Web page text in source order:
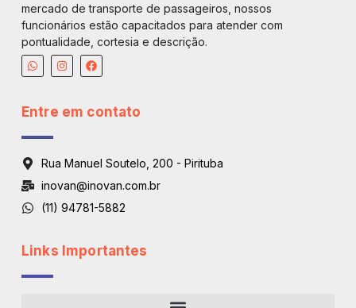
mercado de transporte de passageiros, nossos
funcionários estão capacitados para atender com
pontualidade, cortesia e descrição.
Entre em contato
Rua Manuel Soutelo, 200 - Pirituba
inovan@inovan.com.br
(11) 94781-5882
Links Importantes